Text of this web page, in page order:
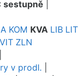
sestupně
KOM KVA LIB LIT
VIT ZLN
v prodl.